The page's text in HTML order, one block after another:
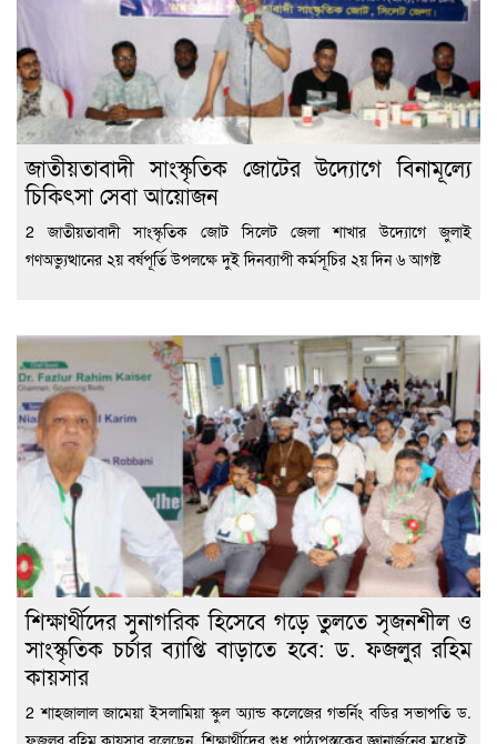
জাতীয়তাবাদী সাংস্কৃতিক জোটের উদ্যোগে বিনামূল্যে
চিকিৎসা সেবা আয়োজন
2 জাতীয়তাবাদী সাংস্কৃতিক জোট সিলেট জেলা শাখার উদ্যোগে জুলাই
গণঅভ্যুত্থানের ২য় বর্ষপূর্তি উপলক্ষে দুই দিনব্যাপী কর্মসূচির ২য় দিন ৬ আগষ্ট
শিক্ষার্থীদের সুনাগরিক হিসেবে গড়ে তুলতে সৃজনশীল ও
সাংস্কৃতিক চর্চার ব্যাপ্তি বাড়াতে হবে: ড. ফজলুর রহিম
কায়সার
2 শাহজালাল জামেয়া ইসলামিয়া স্কুল অ্যান্ড কলেজের গভর্নিং বডির সভাপতি ড.
ফজলুর রহিম কায়সার বলেছেন, শিক্ষার্থীদের শুধু পাঠ্যপুস্তকের জ্ঞানার্জনের মধ্যেই